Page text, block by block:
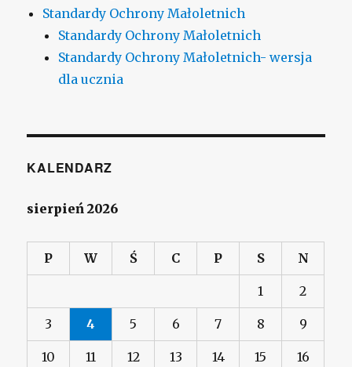
Standardy Ochrony Małoletnich
Standardy Ochrony Małoletnich
Standardy Ochrony Małoletnich- wersja
dla ucznia
KALENDARZ
sierpień 2026
P W Ś C P S N
1 2
3 4 5 6 7 8 9
10 11 12 13 14 15 16